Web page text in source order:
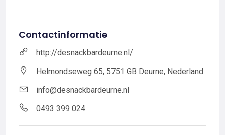
Contactinformatie
http://desnackbardeurne.nl/
Helmondseweg 65, 5751 GB Deurne, Nederland
info@desnackbardeurne.nl
0493 399 024